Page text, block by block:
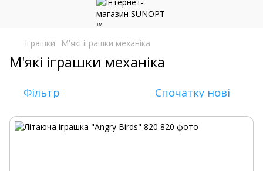
Іграшки М'які іграшки механіка
М'які іграшки механіка
Фільтр Спочатку нові